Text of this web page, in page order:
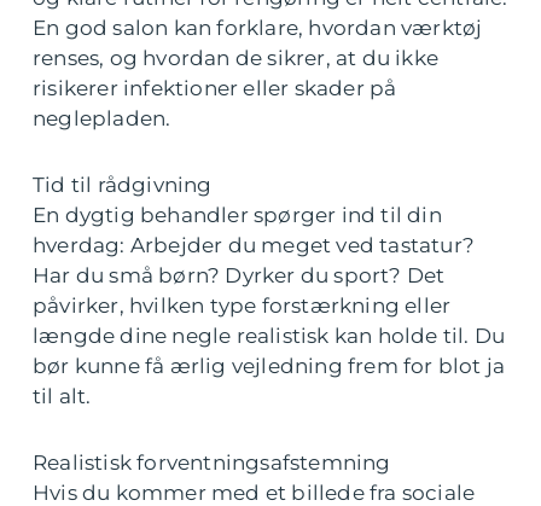
En god salon kan forklare, hvordan værktøj
renses, og hvordan de sikrer, at du ikke
risikerer infektioner eller skader på
neglepladen.
Tid til rådgivning
En dygtig behandler spørger ind til din
hverdag: Arbejder du meget ved tastatur?
Har du små børn? Dyrker du sport? Det
påvirker, hvilken type forstærkning eller
længde dine negle realistisk kan holde til. Du
bør kunne få ærlig vejledning frem for blot ja
til alt.
Realistisk forventningsafstemning
Hvis du kommer med et billede fra sociale